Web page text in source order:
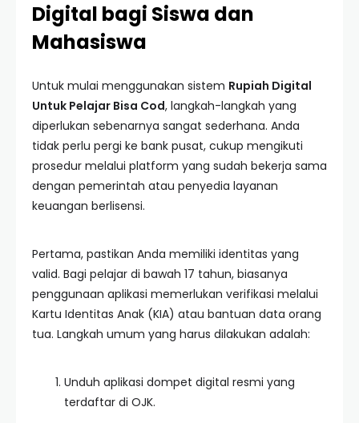
Digital bagi Siswa dan
Mahasiswa
Untuk mulai menggunakan sistem Rupiah Digital
Untuk Pelajar Bisa Cod, langkah-langkah yang
diperlukan sebenarnya sangat sederhana. Anda
tidak perlu pergi ke bank pusat, cukup mengikuti
prosedur melalui platform yang sudah bekerja sama
dengan pemerintah atau penyedia layanan
keuangan berlisensi.
Pertama, pastikan Anda memiliki identitas yang
valid. Bagi pelajar di bawah 17 tahun, biasanya
penggunaan aplikasi memerlukan verifikasi melalui
Kartu Identitas Anak (KIA) atau bantuan data orang
tua. Langkah umum yang harus dilakukan adalah:
Unduh aplikasi dompet digital resmi yang
terdaftar di OJK.